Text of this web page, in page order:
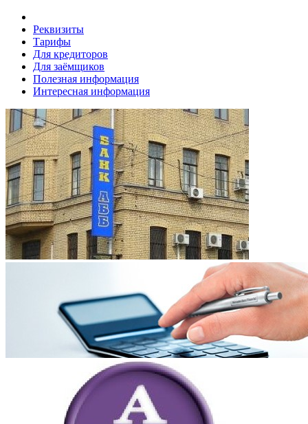
Реквизиты
Тарифы
Для кредиторов
Для заёмщиков
Полезная информация
Интересная информация